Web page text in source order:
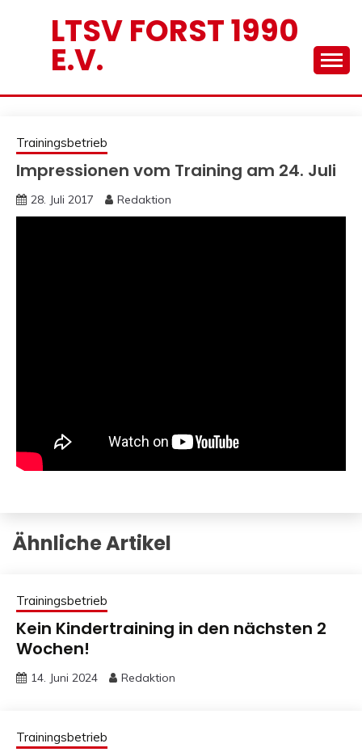
LTSV FORST 1990
E.V.
Trainingsbetrieb
Impressionen vom Training am 24. Juli
28. Juli 2017 Redaktion
Ähnliche Artikel
Trainingsbetrieb
Kein Kindertraining in den nächsten 2
Wochen!
14. Juni 2024 Redaktion
Trainingsbetrieb